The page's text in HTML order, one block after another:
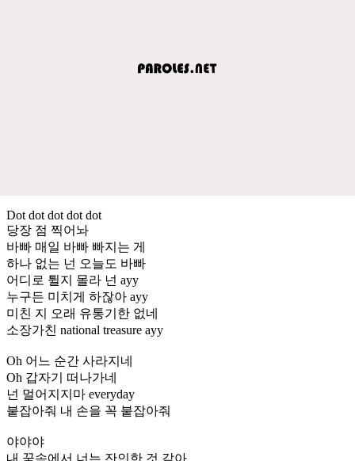
Dot dot dot dot dot
당장 점 찍어놔
바빠 매일 바빠 빠지는 게
하나 없는 넌 오늘도 바빠
어디로 튈지 몰라 넌 ayy
누구든 미치게 하잖아 ayy
미친 지 오래 유통기한 없네
소장가친 national treasure ayy
Oh 어느 순간 사라지네
Oh 갑자기 떠나가네
넌 멀어지지마 everyday
붙잡아줘 내 손을 꼭 붙잡아줘
야야야
내 꿈속에서 너는 잔인한 것 같아